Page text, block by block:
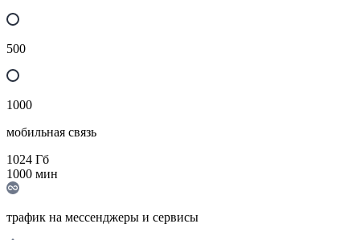
500
1000
мобильная связь
1024 Гб
1000 мин
трафик на мессенджеры и сервисы